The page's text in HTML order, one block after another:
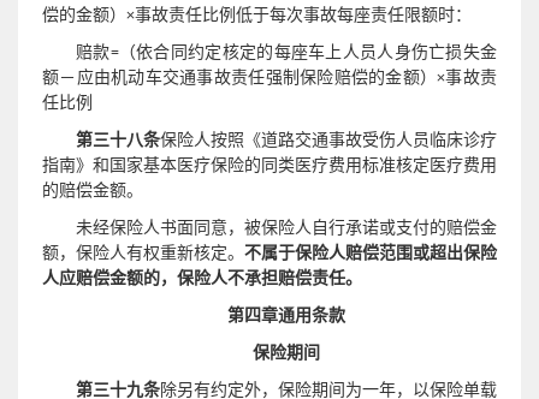
偿的金额）×事故责任比例低于每次事故每座责任限额时：
赔款=（依合同约定核定的每座车上人员人身伤亡损失金
额 － 应由机动车交通事故责任强制保险赔偿的金额）×事故责
任比例
第三十八条保险人按照《道路交通事故受伤人员临床诊疗
指南》和国家基本医疗保险的同类医疗费用标准核定医疗费用
的赔偿金额。
未经保险人书面同意，被保险人自行承诺或支付的赔偿金
额，保险人有权重新核定。 不属于保险人赔偿范围或超出保险
人应赔偿金额的，保险人不承担赔偿责任。
第四章通用条款
保险期间
第三十九条除另有约定外，保险期间为一年，以保险单载